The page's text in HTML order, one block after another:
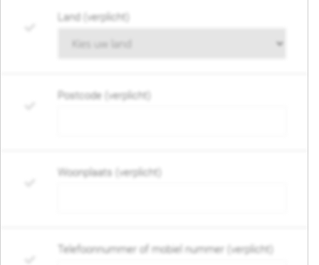
Land (verplicht)
Postcode (verplicht)
Woonplaats (verplicht)
Telefoonnummer of mobiel nummer (verplicht)